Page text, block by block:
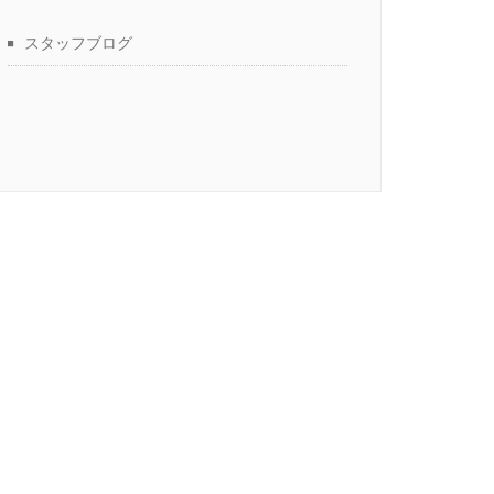
スタッフブログ